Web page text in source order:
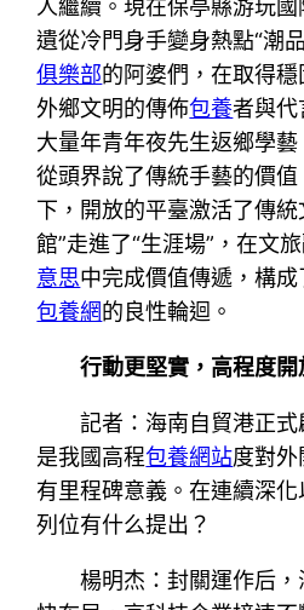
人繼續。現在保亭縣游玩
遺從冷門身手變身熱點“潮
俱樂部的阿婆們，在取得
外鄉文明的傳佈包養者與代
大量年青年夜先生返鄉學藝
從頭界說了傳統手藝的價值
下，開放的平臺激活了傳
館”走進了“生涯場”，在文
意思中完成價值傳遞，構
包養網的良性輪迴。
行動更堅實，高程度開
記者：海南自貿港正式
是我國高程包養網站度對
有里程碑意義。在連續深化
列位有什么提出？
楊明杰：封關運作后